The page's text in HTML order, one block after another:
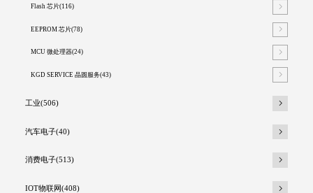
Flash 芯片(116)
EEPROM 芯片(78)
MCU 微处理器(24)
KGD SERVICE 晶圆服务(43)
工业(506)
汽车电子(40)
消费电子(513)
IOT物联网(408)